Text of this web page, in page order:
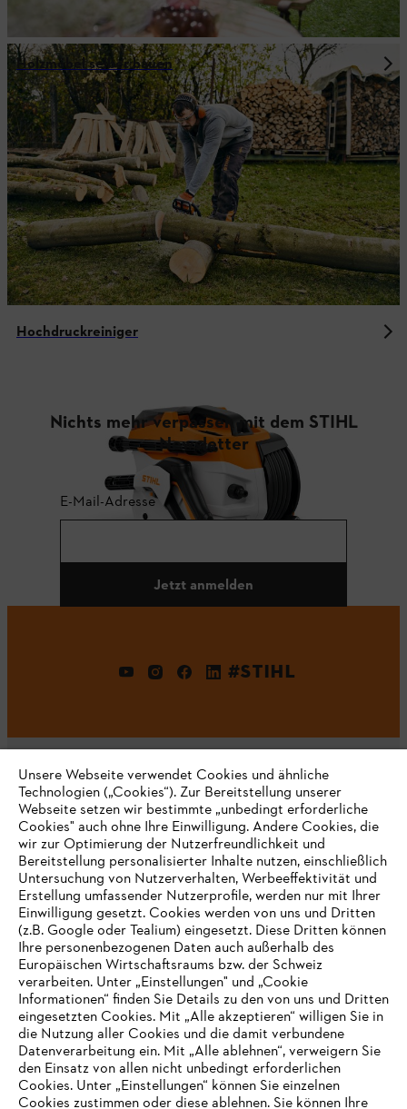
Holzmöbel selber bauen
Hochdruckreiniger
Nichts mehr verpassen mit dem STIHL
Newsletter
E-Mail-Adresse
Jetzt anmelden
#STIHL
Unternehmen
Häufig gestellte Fragen
Support
Datenschutz Impressum Cookies
IHR BROWSER WIRD NICHT
UNTERSTÜTZT
Unsere Webseite verwendet Cookies und ähnliche
Technologien („Cookies“). Zur Bereitstellung unserer
Webseite setzen wir bestimmte „unbedingt erforderliche
Cookies" auch ohne Ihre Einwilligung. Andere Cookies, die
wir zur Optimierung der Nutzerfreundlichkeit und
Bereitstellung personalisierter Inhalte nutzen, einschließlich
Untersuchung von Nutzerverhalten, Werbeeffektivität und
Erstellung umfassender Nutzerprofile, werden nur mit Ihrer
Einwilligung gesetzt. Cookies werden von uns und Dritten
(z.B. Google oder Tealium) eingesetzt. Diese Dritten können
Ihre personenbezogenen Daten auch außerhalb des
Europäischen Wirtschaftsraums bzw. der Schweiz
verarbeiten. Unter „Einstellungen" und „Cookie
Informationen“ finden Sie Details zu den von uns und Dritten
eingesetzten Cookies. Mit „Alle akzeptieren“ willigen Sie in
die Nutzung aller Cookies und die damit verbundene
Datenverarbeitung ein. Mit „Alle ablehnen“, verweigern Sie
den Einsatz von allen nicht unbedingt erforderlichen
Cookies. Unter „Einstellungen“ können Sie einzelnen
Cookies zustimmen oder diese ablehnen. Sie können Ihre